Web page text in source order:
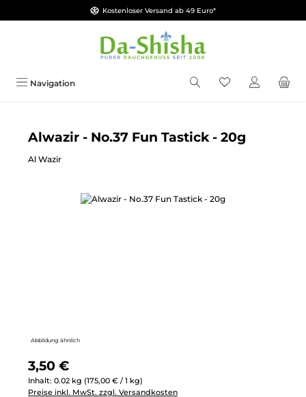
Zum Hauptinhalt springenKostenloser Versand ab 49 Euro*
Navigation Du hast 0
Alwazir - No.37 Fun Tastick - 20g
Al Wazir
Bildergalerie überspringen
Abbildung ähnlich
Regulärer Preis:
3,50 €
Inhalt: 0.02 kg (175,00 € / 1 kg)
Preise inkl. MwSt. zzgl. Versandkosten